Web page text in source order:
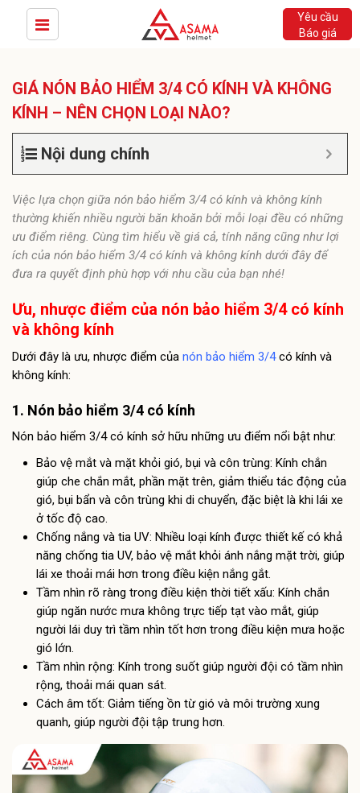
Yêu cầu
Báo giá
GIÁ NÓN BẢO HIỂM 3/4 CÓ KÍNH VÀ KHÔNG
KÍNH – NÊN CHỌN LOẠI NÀO?
Nội dung chính
Việc lựa chọn giữa nón bảo hiểm 3/4 có kính và không kính
thường khiến nhiều người băn khoăn bởi mỗi loại đều có những
ưu điểm riêng. Cùng tìm hiểu về giá cả, tính năng cũng như lợi
ích của nón bảo hiểm 3/4 có kính và không kính dưới đây để
đưa ra quyết định phù hợp với nhu cầu của bạn nhé!
Ưu, nhược điểm của nón bảo hiểm 3/4 có kính
và không kính
Dưới đây là ưu, nhược điểm của nón bảo hiểm 3/4có kính và
không kính:
1. Nón bảo hiểm 3/4 có kính
Nón bảo hiểm 3/4 có kính sở hữu những ưu điểm nổi bật như:
Bảo vệ mắt và mặt khỏi gió, bụi và côn trùng: Kính chắn
giúp che chắn mắt, phần mặt trên, giảm thiểu tác động của
gió, bụi bẩn và côn trùng khi di chuyển, đặc biệt là khi lái xe
ở tốc độ cao.
Chống nắng và tia UV: Nhiều loại kính được thiết kế có khả
năng chống tia UV, bảo vệ mắt khỏi ánh nắng mặt trời, giúp
lái xe thoải mái hơn trong điều kiện nắng gắt.
Tầm nhìn rõ ràng trong điều kiện thời tiết xấu: Kính chắn
giúp ngăn nước mưa không trực tiếp tạt vào mắt, giúp
người lái duy trì tầm nhìn tốt hơn trong điều kiện mưa hoặc
gió lớn.
Tầm nhìn rộng: Kính trong suốt giúp người đội có tầm nhìn
rộng, thoải mái quan sát.
Cách âm tốt: Giảm tiếng ồn từ gió và môi trường xung
quanh, giúp người đội tập trung hơn.